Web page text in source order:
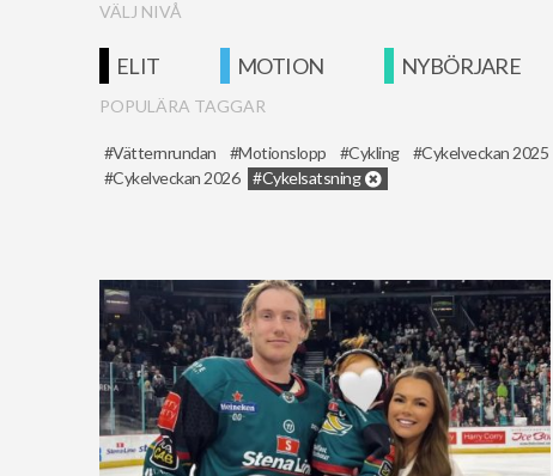
VÄLJ NIVÅ
ELIT MOTION NYBÖRJARE
POPULÄRA TAGGAR
Vätternrundan Motionslopp Cykling Cykelveckan 2025
Cykelveckan 2026
Cykelsatsning